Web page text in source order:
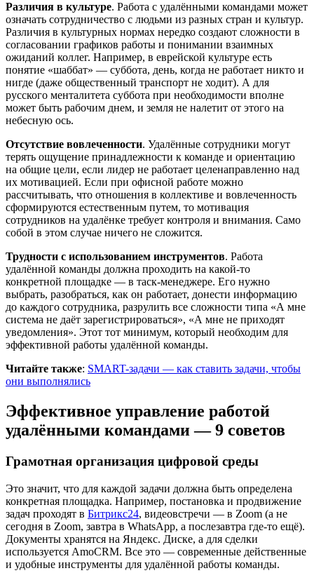
Различия в культуре. Работа с удалёнными командами может
означать сотрудничество с людьми из разных стран и культур.
Различия в культурных нормах нередко создают сложности в
согласовании графиков работы и понимании взаимных
ожиданий коллег. Например, в еврейской культуре есть
понятие «шаббат» — суббота, день, когда не работает никто и
нигде (даже общественный транспорт не ходит). А для
русского менталитета суббота при необходимости вполне
может быть рабочим днем, и земля не налетит от этого на
небесную ось.
Отсутствие вовлеченности. Удалённые сотрудники могут
терять ощущение принадлежности к команде и ориентацию
на общие цели, если лидер не работает целенаправленно над
их мотивацией. Если при офисной работе можно
рассчитывать, что отношения в коллективе и вовлеченность
сформируются естественным путем, то мотивация
сотрудников на удалёнке требует контроля и внимания. Само
собой в этом случае ничего не сложится.
Трудности с использованием инструментов. Работа
удалённой команды должна проходить на какой-то
конкретной площадке — в таск-менеджере. Его нужно
выбрать, разобраться, как он работает, донести информацию
до каждого сотрудника, разрулить все сложности типа «А мне
система не даёт зарегистрироваться», «А мне не приходят
уведомления». Этот тот минимум, который необходим для
эффективной работы удалённой команды.
Читайте также: SMART-задачи — как ставить задачи, чтобы
они выполнялись
Эффективное управление работой
удалёнными командами — 9 советов
Грамотная организация цифровой среды
Это значит, что для каждой задачи должна быть определена
конкретная площадка. Например, постановка и продвижение
задач проходят в Битрикс24, видеовстречи — в Zoom (а не
сегодня в Zoom, завтра в WhatsApp, а послезавтра где‑то ещё).
Документы хранятся на Яндекс. Диске, а для сделки
используется AmoCRM. Все это — современные действенные
и удобные инструменты для удалённой работы команды.